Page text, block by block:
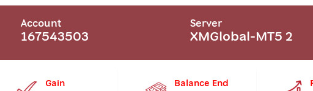
Account
167543503
Server
XMGlobal-MT5 2
Gain Balance End